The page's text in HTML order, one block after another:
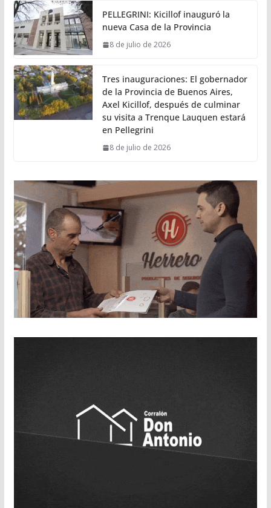
PELLEGRINI: Kicillof inauguró la
nueva Casa de la Provincia
8 de julio de 2026
Tres inauguraciones: El gobernador
de la Provincia de Buenos Aires,
Axel Kicillof, después de culminar
su visita a Trenque Lauquen estará
en Pellegrini
8 de julio de 2026